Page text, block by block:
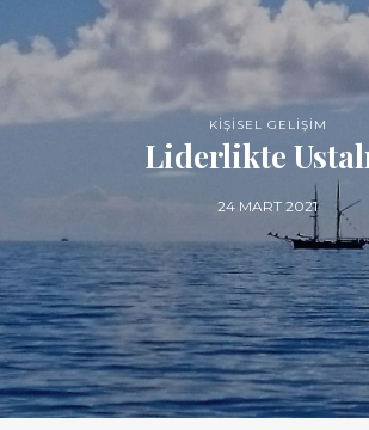
KİŞİSEL GELİŞİM
Liderlikte
24 MART 2021